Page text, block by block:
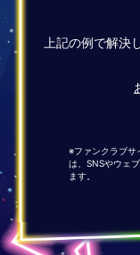
上記の例で解決
※ファンクラブサ
は、SNSやウェ
ます。